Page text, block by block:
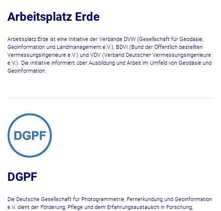
Arbeitsplatz Erde
Arbeitsplatz Erde ist eine Initiative der Verbände DVW (Gesellschaft für Geodäsie,
Geoinformation und Landmanagement e.V.), BDVI (Bund der Öffentlich bestellten
Vermessungsingenieure e.V.) und VDV (Verband Deutscher Vermessungsingenieure
e.V.). Die Initiative informiert über Ausbildung und Arbeit im Umfeld von Geodäsie und
Geoinformation.
DGPF
Die Deutsche Gesellschaft für Photogrammetrie, Fernerkundung und Geoinformation
e.V. dient der Förderung, Pflege und dem Erfahrungsaustausch in Forschung,